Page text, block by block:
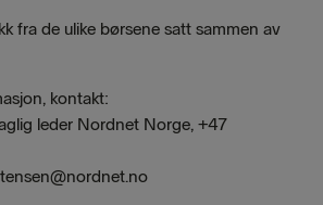
fra de ulike børsene satt sammen av
kontakt:
leder Nordnet Norge, +47